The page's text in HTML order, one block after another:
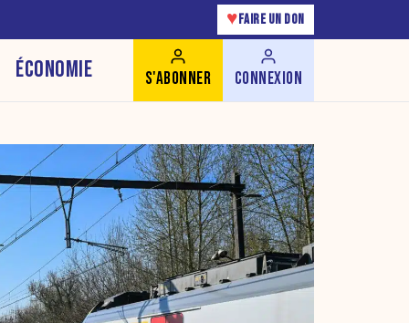
♥ FAIRE UN DON
ÉCONOMIE S'ABONNER CONNEXION